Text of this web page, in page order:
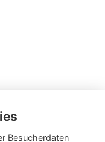
Besucherdaten